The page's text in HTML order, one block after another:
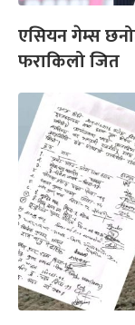
एसियन गेम्स
फराकिलो जित